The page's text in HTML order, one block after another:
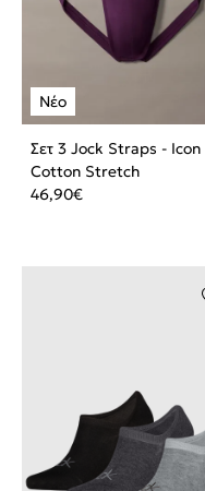
Σετ 3 Jock Straps - Icon
Cotton Stretch
46,90€